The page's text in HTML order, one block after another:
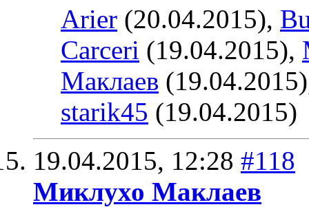
Arier (20.04.2015),
Carceri (19.04.2015),
Маклаев
starik45 (19.04.2015)
19.04.2015, 12:28 #118
Миклухо Маклаев